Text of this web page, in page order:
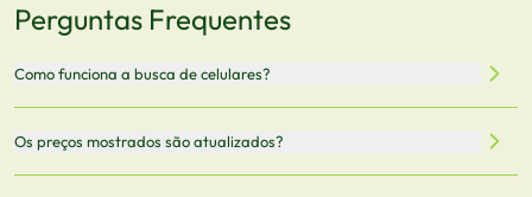
Perguntas Frequentes
Como funciona a busca de celulares?
Os preços mostrados são atualizados?